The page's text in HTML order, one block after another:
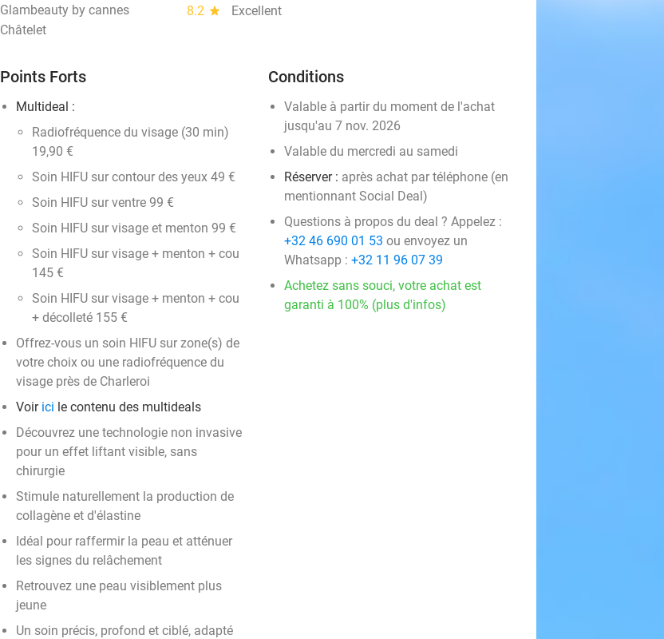
Glambeauty by cannes 8.2 star
Excellent
Châtelet
Points Forts
Multideal :
Radiofréquence du visage (30 min)
19,90 €
Soin HIFU sur contour des yeux 49 €
Soin HIFU sur ventre 99 €
Soin HIFU sur visage et menton 99 €
Soin HIFU sur visage + menton + cou
145 €
Soin HIFU sur visage + menton + cou
+ décolleté 155 €
Offrez-vous un soin HIFU sur zone(s) de
votre choix ou une radiofréquence du
visage près de Charleroi
Voir ici le contenu des multideals
Découvrez une technologie non invasive
pour un effet liftant visible, sans
chirurgie
Stimule naturellement la production de
collagène et d'élastine
Idéal pour raffermir la peau et atténuer
les signes du relâchement
Retrouvez une peau visiblement plus
jeune
Un soin précis, profond et ciblé, adapté
Conditions
Valable à partir du moment de l'achat
jusqu'au 7 nov. 2026
Valable du mercredi au samedi
Réserver : après achat par téléphone (en
mentionnant Social Deal)
Questions à propos du deal ? Appelez :
+32 46 690 01 53 ou envoyez un
Whatsapp : +32 11 96 07 39
Achetez sans souci, votre achat est
garanti à 100% (plus d'infos)